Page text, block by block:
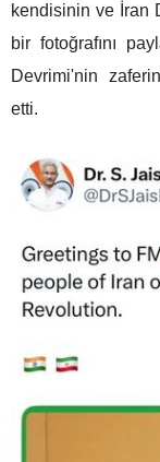
kendisinin ve İran
bir fotoğrafını
Devrimi'nin
etti.